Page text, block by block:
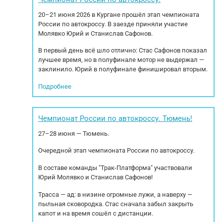
НДС...
20–21 июня 2026 в Кургане прошёл этап чемпионата
России по автокроссу. В заезде приняли участие
Молявко Юрий и Станислав Сафонов.
В первый день всё шло отлично: Стас Сафонов показал
лучшее время, но в полуфинале мотор не выдержал —
заклинило. Юрий в полуфинале финишировал вторым.
Подробнее
Чемпионат России по автокроссу. Тюмень!
27–28 июня — Тюмень.
Очередной этап чемпионата России по автокроссу.
В составе команды "Трак-Платформа" участвовали
Юрий Молявко и Станислав Сафонов!
Трасса — ад: в низине огромные лужи, а наверху —
пыльная сковородка. Стас сначала забыл закрыть
капот и на время сошёл с дистанции.